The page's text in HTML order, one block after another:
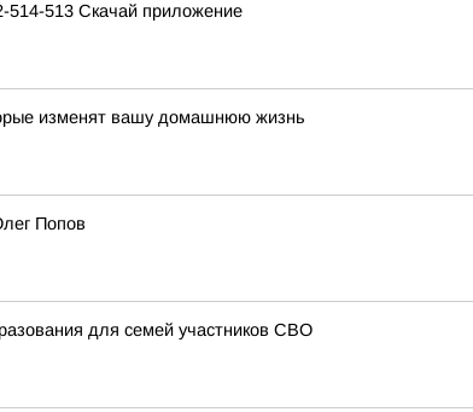
514-513 Скачай приложение
изменят вашу домашнюю жизнь
Попов
для семей участников СВО